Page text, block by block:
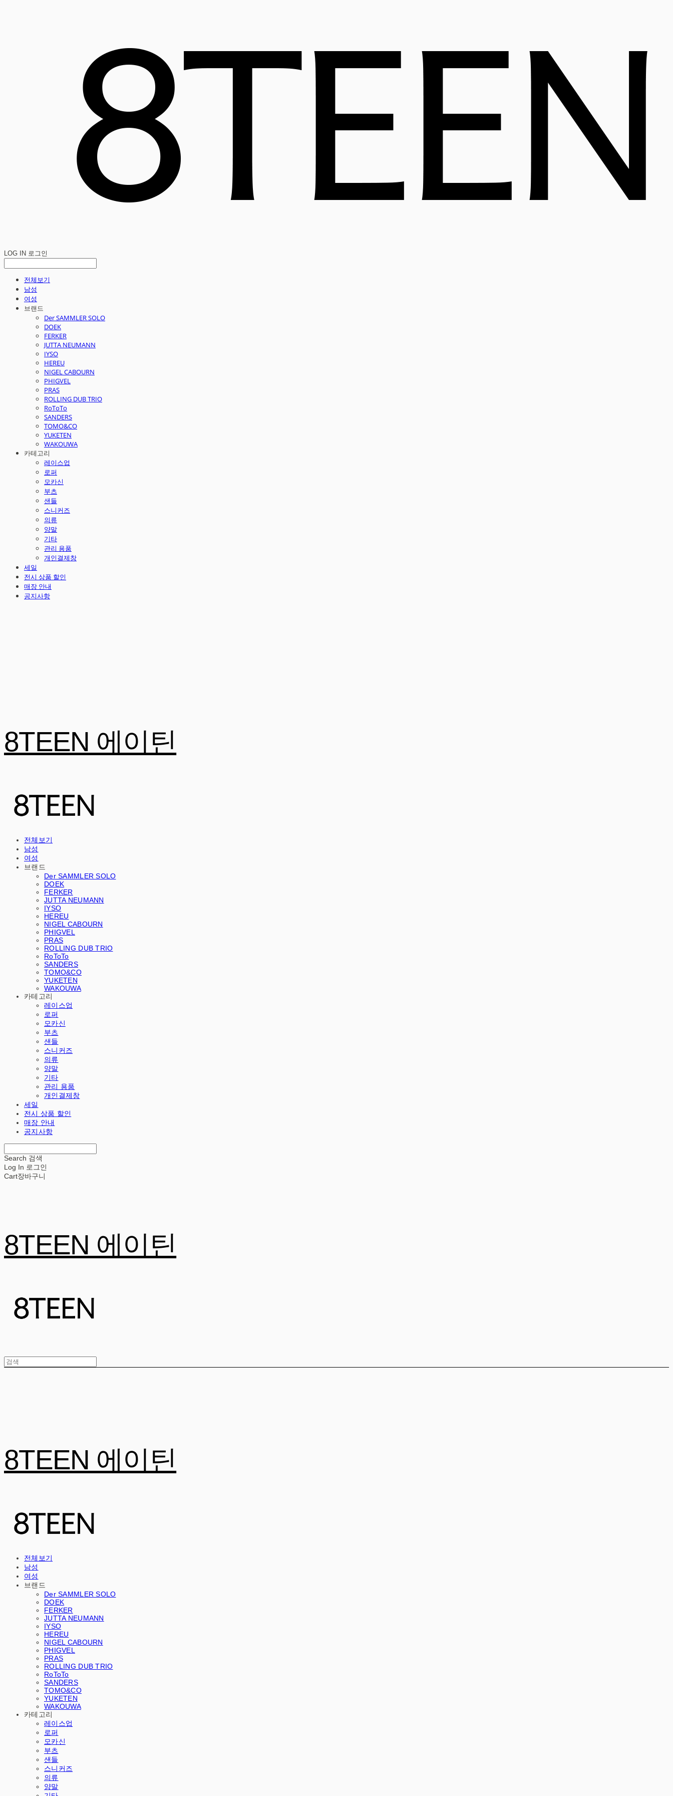
LOG IN 로그인
전체보기
남성
여성
브랜드
Der SAMMLER SOLO
DOEK
FERKER
JUTTA NEUMANN
IYSO
HEREU
NIGEL CABOURN
PHIGVEL
PRAS
ROLLING DUB TRIO
RoToTo
SANDERS
TOMO&CO
YUKETEN
WAKOUWA
카테고리
레이스업
로퍼
모카신
부츠
샌들
스니커즈
의류
양말
기타
관리 용품
개인결제창
세일
전시 상품 할인
매장 안내
공지사항
8TEEN 에이틴
전체보기
남성
여성
브랜드
Der SAMMLER SOLO
DOEK
FERKER
JUTTA NEUMANN
IYSO
HEREU
NIGEL CABOURN
PHIGVEL
PRAS
ROLLING DUB TRIO
RoToTo
SANDERS
TOMO&CO
YUKETEN
WAKOUWA
카테고리
레이스업
로퍼
모카신
부츠
샌들
스니커즈
의류
양말
기타
관리 용품
개인결제창
세일
전시 상품 할인
매장 안내
공지사항
Search 검색
Log In 로그인
Cart장바구니
8TEEN 에이틴
8TEEN 에이틴
전체보기
남성
여성
브랜드
Der SAMMLER SOLO
DOEK
FERKER
JUTTA NEUMANN
IYSO
HEREU
NIGEL CABOURN
PHIGVEL
PRAS
ROLLING DUB TRIO
RoToTo
SANDERS
TOMO&CO
YUKETEN
WAKOUWA
카테고리
레이스업
로퍼
모카신
부츠
샌들
스니커즈
의류
양말